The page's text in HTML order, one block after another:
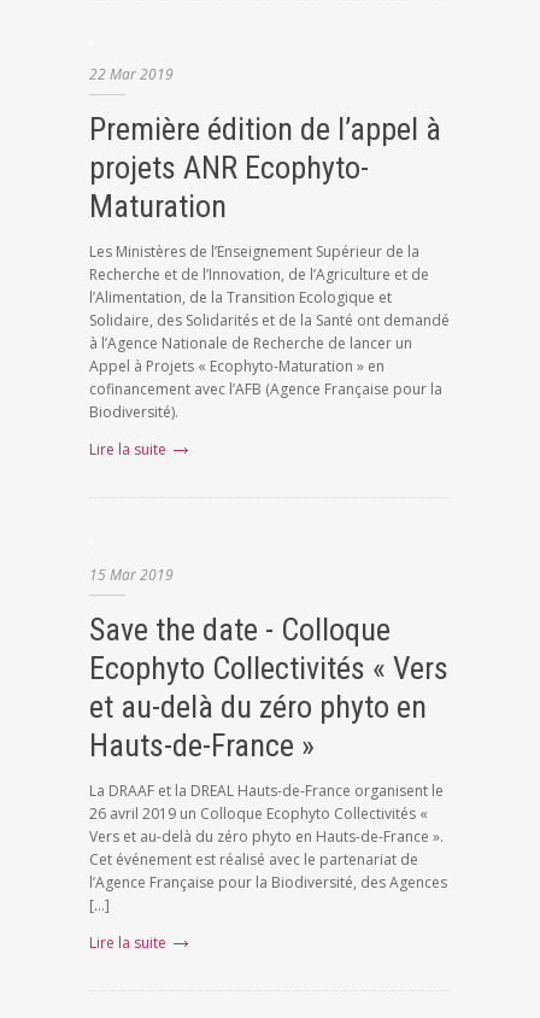
22Mar2019
Première édition de l’appel à
projets ANR Ecophyto-
Maturation
Les Ministères de l’Enseignement Supérieur de la
Recherche et de l’Innovation, de l’Agriculture et de
l’Alimentation, de la Transition Ecologique et
Solidaire, des Solidarités et de la Santé ont demandé
à l’Agence Nationale de Recherche de lancer un
Appel à Projets « Ecophyto-Maturation » en
cofinancement avec l’AFB (Agence Française pour la
Biodiversité).
Lire la suite
15Mar2019
Save the date - Colloque
Ecophyto Collectivités « Vers
et au-delà du zéro phyto en
Hauts-de-France »
La DRAAF et la DREAL Hauts-de-France organisent le
26 avril 2019 un Colloque Ecophyto Collectivités «
Vers et au-delà du zéro phyto en Hauts-de-France ».
Cet événement est réalisé avec le partenariat de
l’Agence Française pour la Biodiversité, des Agences
[…]
Lire la suite